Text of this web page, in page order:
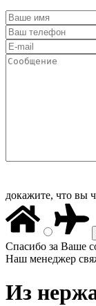
докажите, что вы
Спасибо за Ваше
Наш менеджер
Из